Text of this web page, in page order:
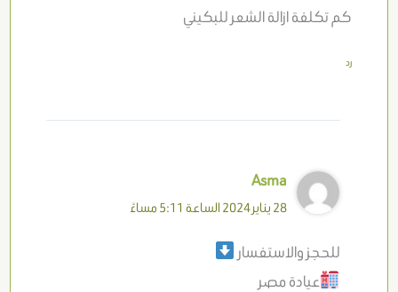
كم تكلفة ازالة الشعر للبكيني
رد
Asma
28 يناير 2024 الساعة 5:11 مساءً
للحجز والاستفسار
عيادة مصر